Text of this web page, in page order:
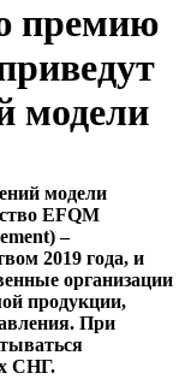
премию
модели
модели
EFQM
–
2019 года, и
организации
продукции,
При
СНГ.